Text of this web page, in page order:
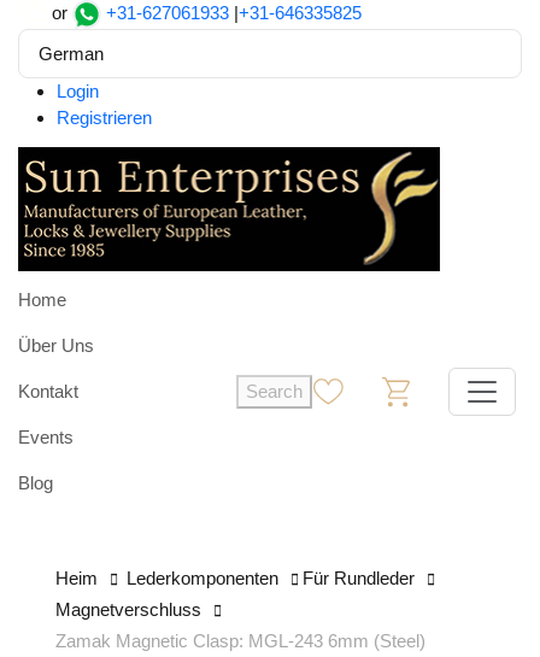
or +31-627061933 |+31-646335825
German
Login
Registrieren
Home
Über Uns
Kontakt
Events
Blog
Search
Heim Lederkomponenten
Für Rundleder
Magnetverschluss
Zamak Magnetic Clasp: MGL-243 6mm (Steel)